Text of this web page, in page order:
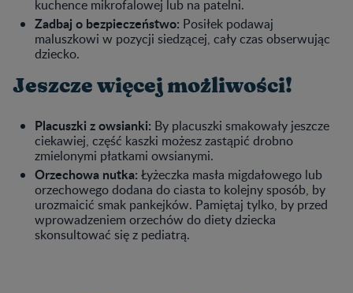
kuchence mikrofalowej lub na patelni.
Zadbaj o bezpieczeństwo: Posiłek podawaj
maluszkowi w pozycji siedzącej, cały czas obserwując
dziecko.
Jeszcze więcej możliwości!
Placuszki z owsianki: By placuszki smakowały jeszcze
ciekawiej, część kaszki możesz zastąpić drobno
zmielonymi płatkami owsianymi.
Orzechowa nutka: Łyżeczka masła migdałowego lub
orzechowego dodana do ciasta to kolejny sposób, by
urozmaicić smak pankejków. Pamiętaj tylko, by przed
wprowadzeniem orzechów do diety dziecka
skonsultować się z pediatrą.